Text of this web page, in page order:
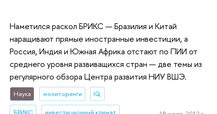
Наметился раскол БРИКС — Бразилия и Китай
наращивают прямые иностранные инвестиции, а
Россия, Индия и Южная Африка отстают по ПИИ от
среднего уровня развиващихся стран — две темы из
регулярного обзора Центра развития НИУ ВШЭ.
Наука мониторинги IQ
БРИКС инвестиционный климат